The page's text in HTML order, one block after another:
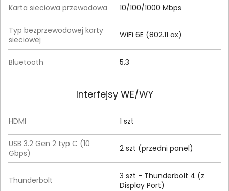
Karta sieciowa przewodowa 10/100/1000 Mbps
Typ bezprzewodowej karty
sieciowej
WiFi 6E (802.11 ax)
Bluetooth 5.3
Interfejsy WE/WY
HDMI 1 szt
USB 3.2 Gen 2 typ C (10
Gbps)
2 szt (przedni panel)
Thunderbolt
3 szt - Thunderbolt 4 (z
Display Port)